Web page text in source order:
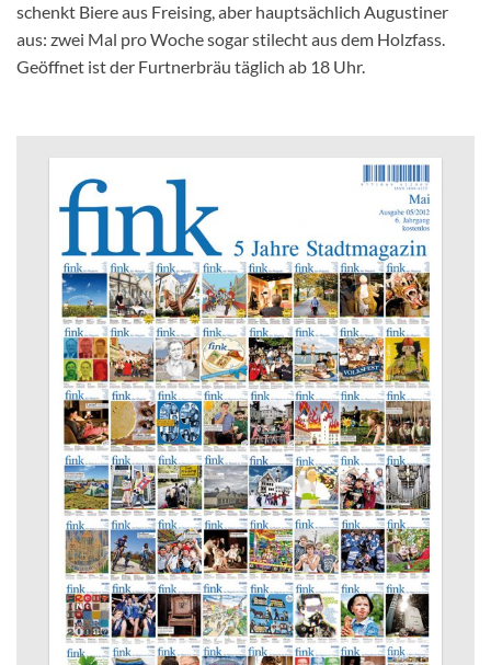
schenkt Biere aus Freising, aber hauptsächlich Augustiner
aus: zwei Mal pro Woche sogar stilecht aus dem Holzfass.
Geöffnet ist der Furtnerbräu täglich ab 18 Uhr.